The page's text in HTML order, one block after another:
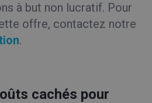
à but non lucratif. Pour
offre, contactez notre
.
cachés pour